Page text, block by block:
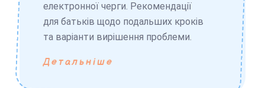
електронної черги. Рекомендації
для батьків щодо подальших кроків
та варіанти вирішення проблеми.
Детальніше